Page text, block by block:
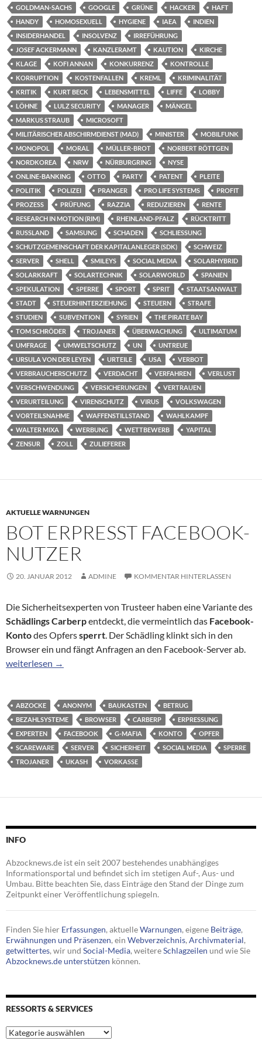
GOLDMAN-SACHS GOOGLE GRÜNE HACKER
HAFT
HANDY
HOMOSEXUELL HYGIENE IAEA
INDIEN
INSIDERHANDEL
INSOLVENZ
IRREFÜHRUNG
JOSEF ACKERMANN
KANZLERAMT KAUTION
KIRCHE
KLAGE
KOFI ANNAN KONKURRENZ
KONTROLLE
KORRUPTION
KOSTENFALLEN KREML
KRIMINALITÄT
KRITIK
KURT BECK LEBENSMITTEL LIFFE
LOBBY
LÖHNE
LULZ SECURITY MANAGER
MÄNGEL
MARKUS STRAUB
MICROSOFT
MILITÄRISCHER ABSCHIRMDIENST (MAD)
MINISTER
MOBILFUNK
MONOPOL
MORAL MÜLLER-BROT
NORBERT RÖTTGEN
NORDKOREA
NRW NÜRBURGRING
NYSE
ONLINE-BANKING
OTTO PARTY PATENT
PLEITE
POLITIK
POLIZEI PRANGER PRO LIFE SYSTEMS
PROFIT
PROZESS
PRÜFUNG RAZZIA REDUZIEREN
RENTE
RESEARCH IN MOTION (RIM)
RHEINLAND-PFALZ
RÜCKTRITT
RUSSLAND
SAMSUNG SCHADEN
SCHLIESSUNG
SCHUTZGEMEINSCHAFT DER KAPITALANLEGER (SDK)
SCHWEIZ
SERVER
SHELL SMILEYS SOCIAL MEDIA
SOLARHYBRID
SOLARKRAFT
SOLARTECHNIK SOLARWORLD
SPANIEN
SPEKULATION
SPERRE SPORT SPRIT
STAATSANWALT
STADT
STEUERHINTERZIEHUNG STEUERN
STRAFE
STUDIEN
SUBVENTION SYRIEN
THE PIRATE BAY
TOM SCHRÖDER
TROJANER ÜBERWACHUNG
ULTIMATUM
UMFRAGE
UMWELTSCHUTZ UN
UNTREUE
URSULA VON DER LEYEN
URTEILE USA
VERBOT
VERBRAUCHERSCHUTZ
VERDACHT VERFAHREN
VERLUST
VERSCHWENDUNG
VERSICHERUNGEN
VERTRAUEN
VERURTEILUNG
VIRENSCHUTZ VIRUS
VOLKSWAGEN
VORTEILSNAHME
WAFFENSTILLSTAND
WAHLKAMPF
WALTER MIXA
WERBUNG WETTBEWERB
YAPITAL
ZENSUR
ZOLL ZULIEFERER
AKTUELLE WARNUNGEN
BOT ERPRESST FACEBOOK-
NUTZER
20. JANUAR 2012 ADMINE KOMMENTAR HINTERLASSEN
Die Sicherheitsexperten von Trusteer haben eine Variante des
Schädlings Carberpentdeckt, die vermeintlich das Facebook-
Kontodes Opferssperrt. Der Schädling klinkt sich in den
Browser ein und fängt Anfragen an den Facebook-Server ab.
Bot erpresst Facebook-Nutzer
weiterlesen →
ABZOCKE ANONYM BAUKASTEN
BETRUG
BEZAHLSYSTEME
BROWSER CARBERP
ERPRESSUNG
EXPERTEN
FACEBOOK G-MAFIA KONTO
OPFER
SCAREWARE
SERVER SICHERHEIT SOCIAL MEDIA
SPERRE
TROJANER
UKASH VORKASSE
INFO
Abzocknews.de ist ein seit 2007 bestehendes unabhängiges
Informationsportal und befindet sich im stetigen Auf-, Aus- und
Umbau. Bitte beachten Sie, dass Einträge den Stand der Dinge zum
Zeitpunkt einer Veröffentlichung spiegeln.
Finden Sie hier Erfassungen, aktuelleWarnungen, eigene Beiträge,
Erwähnungen und Präsenzen, ein Webverzeichnis, Archivmaterial,
getwittertes, wir und Social-Media, weitereSchlagzeilen und wie Sie
Abzocknews.de unterstützen können.
RESSORTS & SERVICES
Ressorts
&